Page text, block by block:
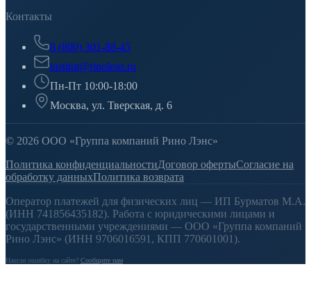
Контакты
8 (800) 301-88-45
institut@rinolens.ru
Пн-Пт 10:00-18:00
Москва, ул. Тверская, д. 6
© 2026 ООО «Группа компаний Рино Лэнс»
Политика конфиденциальностиДоговор офертыСогласие на
обработку данныхПолитика возврата
Оператор платежей для физических лиц — ИП Бурматов М.А.
(ИНН 741856435182). Работа с юридическими лицами и
государственными учреждениями — ООО «Группа компаний
Рино Лэнс» (ИНН 9706016591, КПП 770601001).
Нашли ошибку на сайте? Сообщите нам